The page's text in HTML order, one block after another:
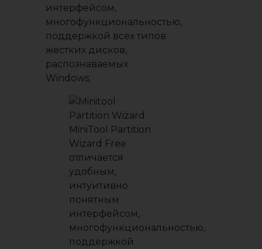
интерфейсом,
многофункциональностью,
поддержкой всех типов
жёстких дисков,
распознаваемых
Windows;
MiniTool Partition
Wizard Free
отличается
удобным,
интуитивно
понятным
интерфейсом,
многофункциональностью,
поддержкой